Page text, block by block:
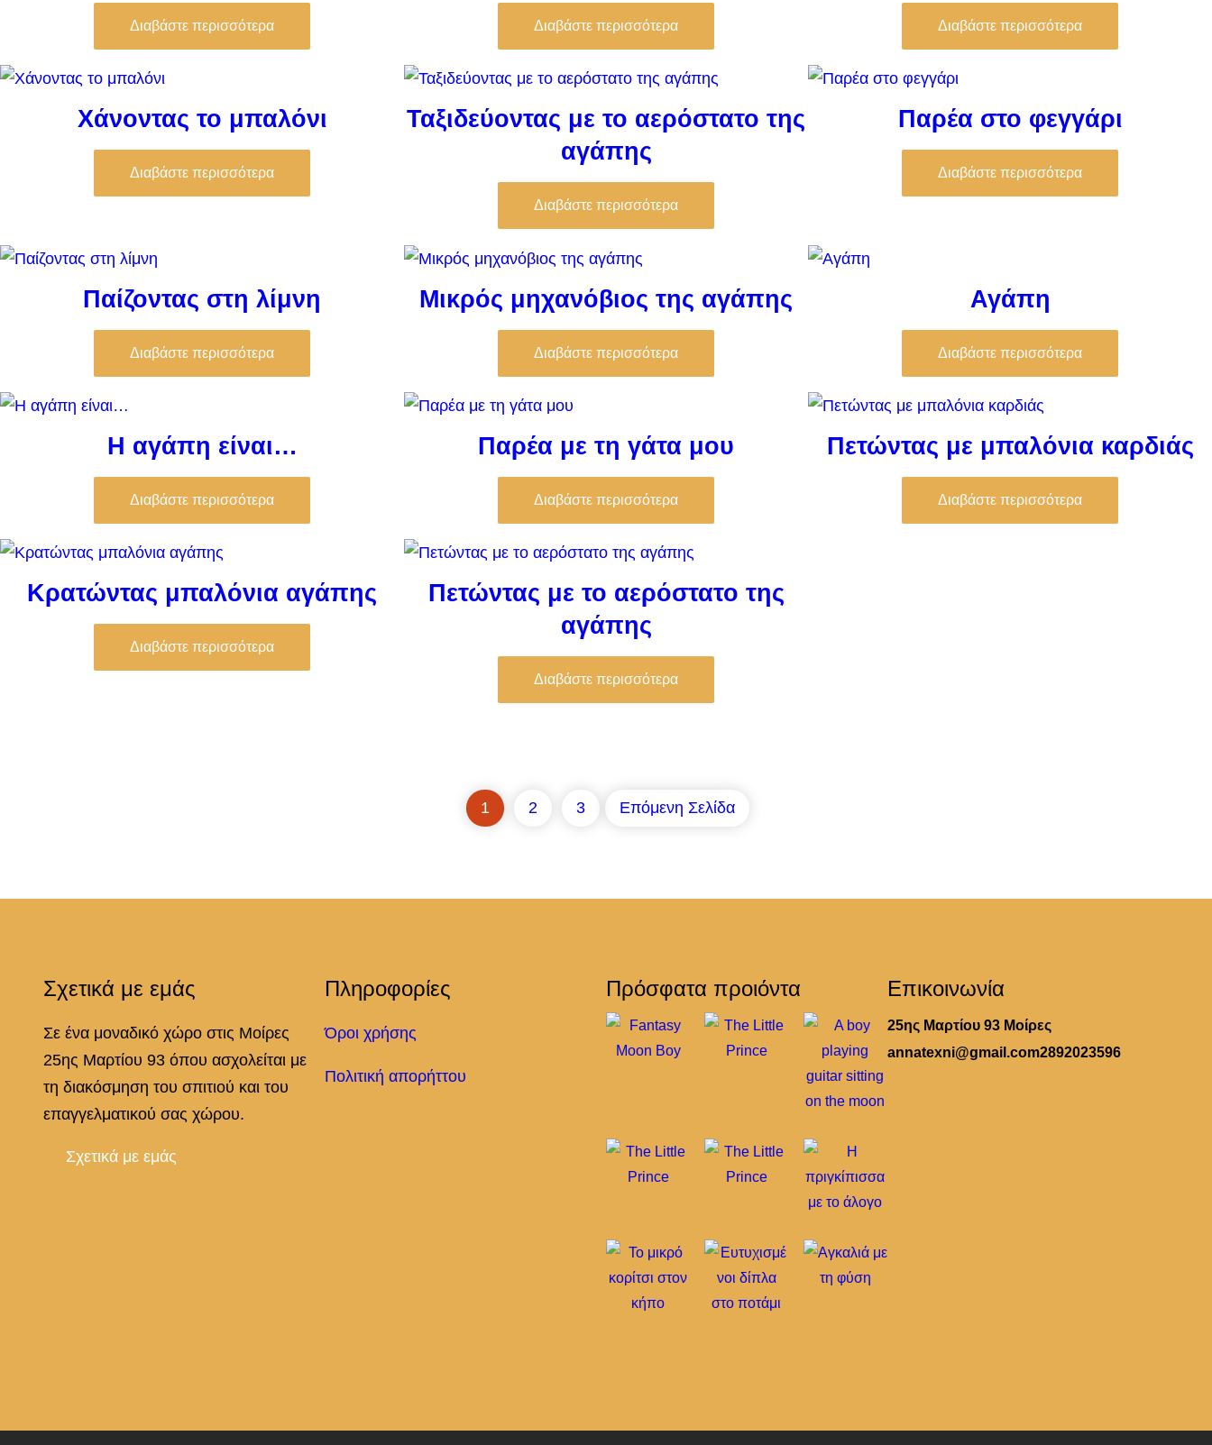
Διαβάστε περισσότερα Διαβάστε περισσότερα Διαβάστε περισσότερα
Χάνοντας το μπαλόνι
Διαβάστε περισσότερα
Ταξιδεύοντας με το αερόστατο της
αγάπης
Διαβάστε περισσότερα
Παρέα στο φεγγάρι
Διαβάστε περισσότερα
Παίζοντας στη λίμνη
Διαβάστε περισσότερα
Μικρός μηχανόβιος της αγάπης
Διαβάστε περισσότερα
Αγάπη
Διαβάστε περισσότερα
Η αγάπη είναι…
Διαβάστε περισσότερα
Παρέα με τη γάτα μου
Διαβάστε περισσότερα
Πετώντας με μπαλόνια καρδιάς
Διαβάστε περισσότερα
Κρατώντας μπαλόνια αγάπης
Διαβάστε περισσότερα
Πετώντας με το αερόστατο της
αγάπης
Διαβάστε περισσότερα
1 2 3 Επόμενη Σελίδα
Σχετικά με εμάς
Σε ένα μοναδικό χώρο στις Μοίρες
25ης Μαρτίου 93 όπου ασχολείται με
τη διακόσμηση του σπιτιού και του
επαγγελματικού σας χώρου.
Σχετικά με εμάς
Πληροφορίες
Όροι χρήσης
Πολιτική απορήττου
Πρόσφατα προιόντα Επικοινωνία
25ης Μαρτίου 93 Μοίρες
annatexni@gmail.com2892023596